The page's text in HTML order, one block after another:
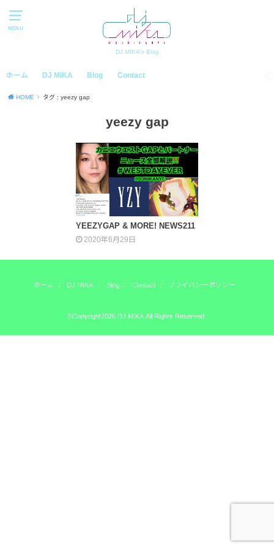
MENU
DJ MIKA's Blog
ホーム DJ MIKA Blog Contact
HOME タグ : yeezy gap
yeezy gap
YEEZYGAP & MORE! NEWS211
2020年6月29日
ホーム DJ MIKA Blog Contact プライバシーポリシー
©Copyright2026 DJ MIKA .All Rights Reserved.